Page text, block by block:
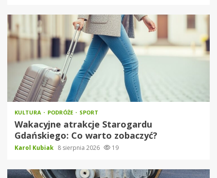
KULTURA PODRÓŻE SPORT
Wakacyjne atrakcje Starogardu
Gdańskiego: Co warto zobaczyć?
Karol Kubiak 8 sierpnia 2026 19